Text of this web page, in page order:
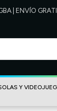
| ENVÍO
Y